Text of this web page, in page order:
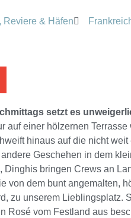
Reviere & Häfen
setzt es
auf einer hölzernen
hinaus auf die nicht weit
Geschehen in dem
Dinghis bringen Crews an
von dem bunt angemalten,
zu unserem Lieblingsplatz.
Rosé vom Festland aus